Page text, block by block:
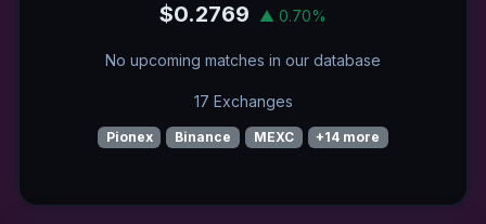
$0.2769 ▲ 0.70%
No upcoming matches in our database
17 Exchanges
Pionex Binance MEXC +14 more